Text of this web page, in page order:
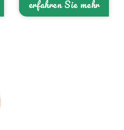
erfahren Sie mehr